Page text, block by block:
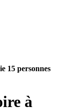
15 personnes
à